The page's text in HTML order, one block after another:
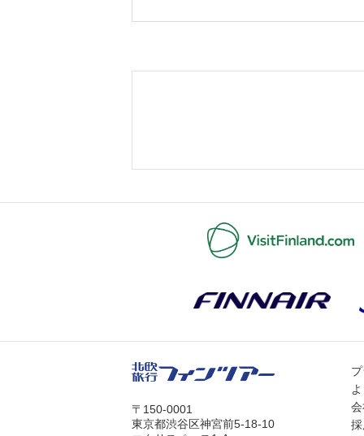
〒150-0001
東京都渋谷区神宮前5-18-10